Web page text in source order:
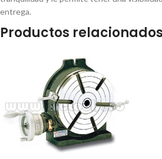
entrega.
Productos relacionados